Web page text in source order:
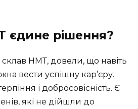
єдине рішення?
склав НМТ, довели, що навіть
вести успішну кар’єру.
і добросовісність. Є
які не дійшли до